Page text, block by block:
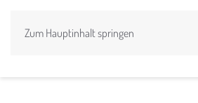
Zum Hauptinhalt springen